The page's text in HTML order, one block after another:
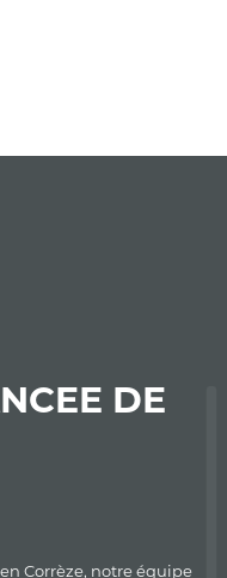
DE
Corrèze, notre équipe